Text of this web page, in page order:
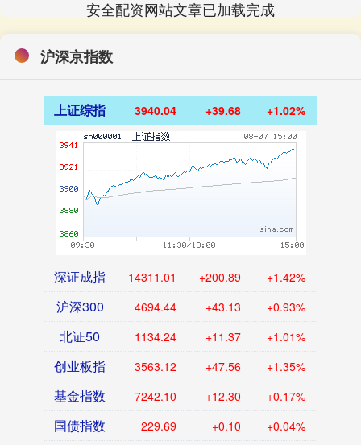
安全配资网站文章已加载完成
沪深京指数
上证综指 3940.04 +39.68 +1.02%
深证成指 14311.01 +200.89 +1.42%
沪深300 4694.44 +43.13 +0.93%
北证50 1134.24 +11.37 +1.01%
创业板指 3563.12 +47.56 +1.35%
基金指数 7242.10 +12.30 +0.17%
国债指数 229.69 +0.10 +0.04%